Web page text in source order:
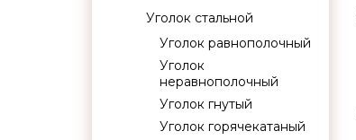
Уголок стальной
Уголок равнополочный
Уголок
неравнополочный
Уголок гнутый
Уголок горячекатаный